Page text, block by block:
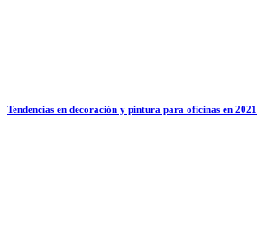
Tendencias en decoración y pintura para oficinas en 2021